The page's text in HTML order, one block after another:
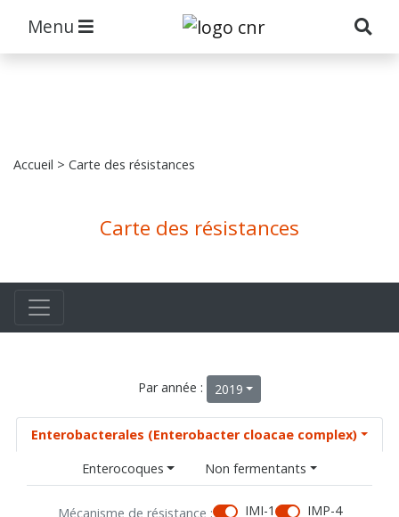
Menu
Accueil > Carte des résistances
Carte des résistances
Par année : 2019
Enterobacterales (Enterobacter cloacae complex)
Enterocoques
Non fermentants
Mécanisme de résistance : IMI-1
IMP-4